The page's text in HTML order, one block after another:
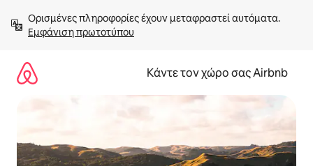
στο
περιεχόμενοΕμφάνιση πρωτοτύπου
Κάντε τον χώρο σας Airbnb